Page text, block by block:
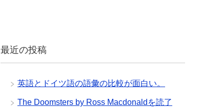
最近の投稿
英語とドイツ語の語彙の比較が面白い。
The Doomsters by Ross Macdonaldを読了